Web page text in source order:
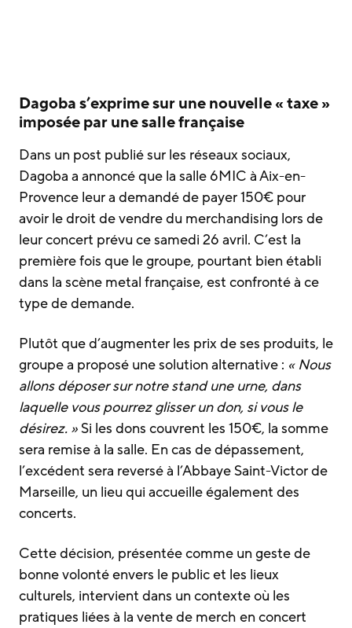
Dagoba s’exprime sur une nouvelle « taxe »
imposée par une salle française
Dans un post publié sur les réseaux sociaux,
Dagoba a annoncé que la salle 6MIC à Aix-en-
Provence leur a demandé de payer 150€ pour
avoir le droit de vendre du merchandising lors de
leur concert prévu ce samedi 26 avril. C’est la
première fois que le groupe, pourtant bien établi
dans la scène metal française, est confronté à ce
type de demande.
Plutôt que d’augmenter les prix de ses produits, le
groupe a proposé une solution alternative : « Nous
allons déposer sur notre stand une urne, dans
laquelle vous pourrez glisser un don, si vous le
désirez. »Si les dons couvrent les 150€, la somme
sera remise à la salle. En cas de dépassement,
l’excédent sera reversé à l’Abbaye Saint-Victor de
Marseille, un lieu qui accueille également des
concerts.
Cette décision, présentée comme un geste de
bonne volonté envers le public et les lieux
culturels, intervient dans un contexte où les
pratiques liées à la vente de merch en concert